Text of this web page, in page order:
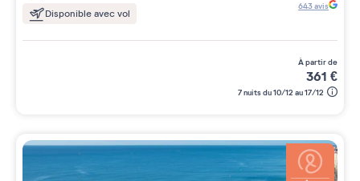
Disponible avec vol
643avis
à partir de
361 €
7 nuits du 10/12 au 17/12